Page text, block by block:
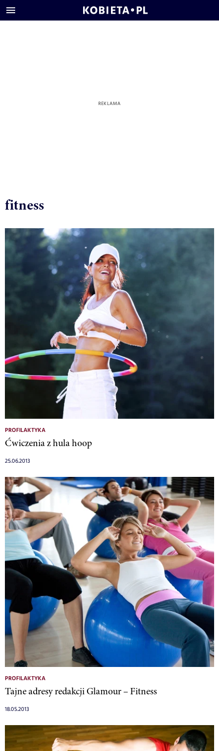
fitness
PROFILAKTYKA
Ćwiczenia z hula hoop
25.06.2013
PROFILAKTYKA
Tajne adresy redakcji Glamour – Fitness
18.05.2013